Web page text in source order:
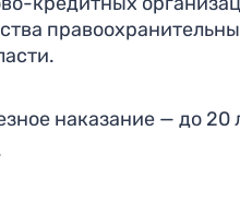
наказание — до